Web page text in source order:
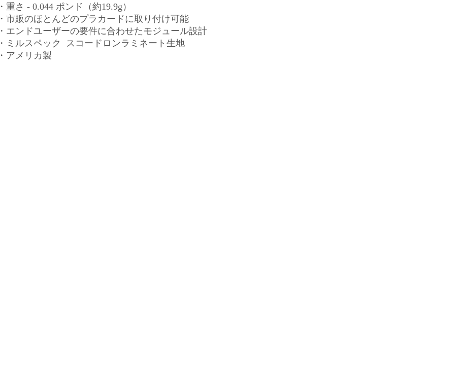
・重さ - 0.044 ポンド（約19.9g）
・市販のほとんどのプラカードに取り付け可能
・エンドユーザーの要件に合わせたモジュール設計
・ミルスペック スコードロンラミネート生地
・アメリカ製